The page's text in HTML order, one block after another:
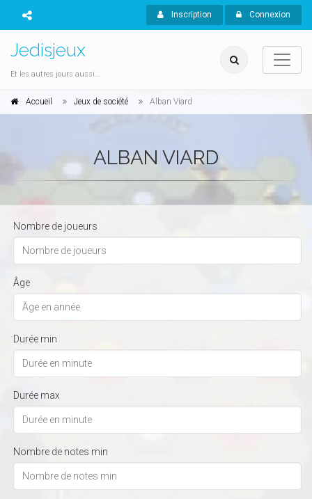
Inscription Connexion
Jedisjeux
Et les autres jours aussi...
Accueil Jeux de société Alban Viard
ALBAN VIARD
Nombre de joueurs
Âge
Durée min
Durée max
Nombre de notes min